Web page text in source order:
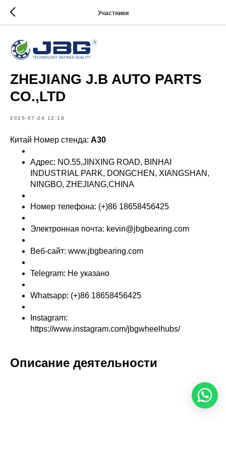
Участники
ZHEJIANG J.B AUTO PARTS
CO.,LTD
2025-07-24 12:18
Китай Номер стенда: A30
Адрес: NO.55,JINXING ROAD, BINHAI
INDUSTRIAL PARK, DONGCHEN, XIANGSHAN,
NINGBO, ZHEJIANG,CHINA
Номер телефона: (+)86 18658456425
Электронная почта: kevin@jbgbearing.com
Веб-сайт: www.jbgbearing.com
Telegram: Не указано
Whatsapp: (+)86 18658456425
Instagram:
https://www.instagram.com/jbgwheelhubs/
Описание деятельности